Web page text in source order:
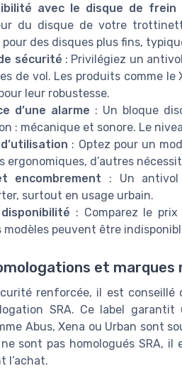
avec le disque de frein
du disque de votre
pour des disques plus fins,
sécurité : Privilégiez un
de vol. Les produits comme le
leur robustesse.
d’une alarme : Un bloque
: mécanique et sonore. Le
: Optez pour un
ergonomiques, d’autres
encombrement : Un antivol
surtout en usage urbain.
: Comparez le
modèles peuvent être
et marques
renforcée, il est
SRA. Ce label
Abus, Xena ou Urban sont
ne sont pas homologués SRA,
l’achat.